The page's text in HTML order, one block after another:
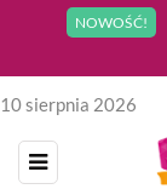
NOWOŚĆ!
10 sierpnia 2026